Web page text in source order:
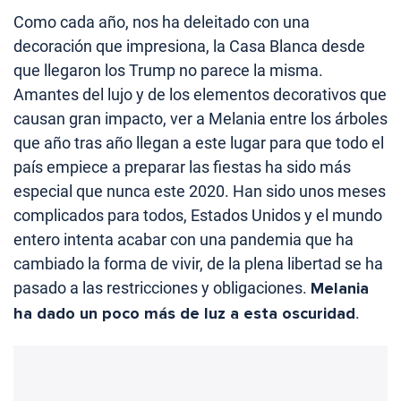
Como cada año, nos ha deleitado con una
decoración que impresiona, la Casa Blanca desde
que llegaron los Trump no parece la misma.
Amantes del lujo y de los elementos decorativos que
causan gran impacto, ver a Melania entre los árboles
que año tras año llegan a este lugar para que todo el
país empiece a preparar las fiestas ha sido más
especial que nunca este 2020. Han sido unos meses
complicados para todos, Estados Unidos y el mundo
entero intenta acabar con una pandemia que ha
cambiado la forma de vivir, de la plena libertad se ha
pasado a las restricciones y obligaciones. Melania
ha dado un poco más de luz a esta oscuridad.